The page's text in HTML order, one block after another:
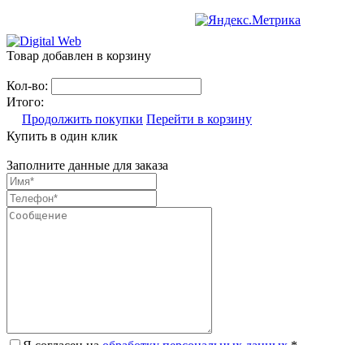
Товар добавлен в корзину
Кол-во:
Итого:
Продолжить покупки Перейти в корзину
Купить в один клик
Заполните данные для заказа